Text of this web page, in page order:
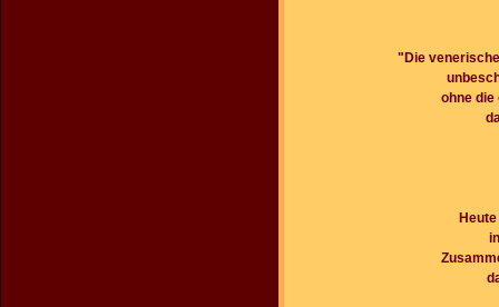
"Die
ohne die